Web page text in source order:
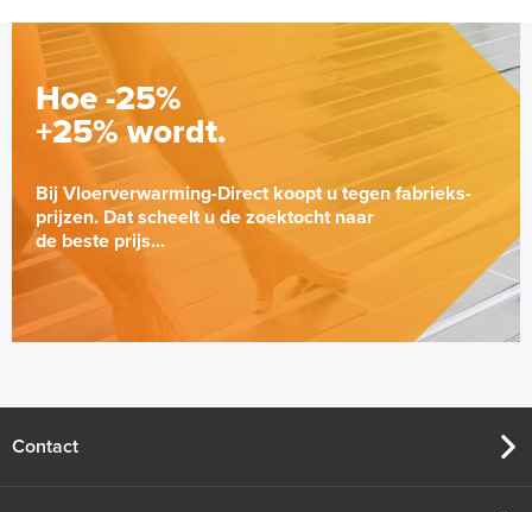
Hoe -25%
+25% wordt.
Bij Vloerverwarming-Direct koopt u tegen fabrieks-
prijzen. Dat scheelt u de zoektocht naar
de beste prijs...
Contact